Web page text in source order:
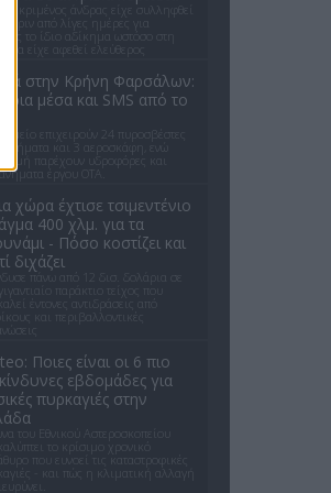
άνδρας είχε συλληφθεί
πριν από λίγες ημέρες για
το ίδιο αδίκημα ωστόσο στη
είχε αφεθεί ελεύθερος
στην Κρήνη Φαρσάλων:
μέσα και SMS από το
σημείο επιχειρούν 24 πυροσβέστες
οχήματα και 3 αεροσκάφη, ενώ
παρέχουν υδροφόρες και
έργου ΟΤΑ.
χώρα έχτισε τσιμεντένιο
400 χλμ. για τα
- Πόσο κοστίζει και
διχάζει
πάνω από 12 δισ. δολάρια σε
παράκτιο τείχος που
έντονες αντιδράσεις από
και περιβαλλοντικές
Ποιες είναι οι 6 πιο
εβδομάδες για
πυρκαγιές στην
του Εθνικού Αστεροσκοπείου
το κρίσιμο χρονικό
που ευνοεί τις καταστροφικές
- και πώς η κλιματική αλλαγή